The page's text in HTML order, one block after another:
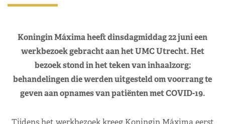
Koningin Máxima heeft dinsdagmiddag 22 juni een
werkbezoek gebracht aan het UMC Utrecht. Het
bezoek stond in het teken van inhaalzorg;
behandelingen die werden uitgesteld om voorrang te
geven aan opnames van patiënten met COVID-19.